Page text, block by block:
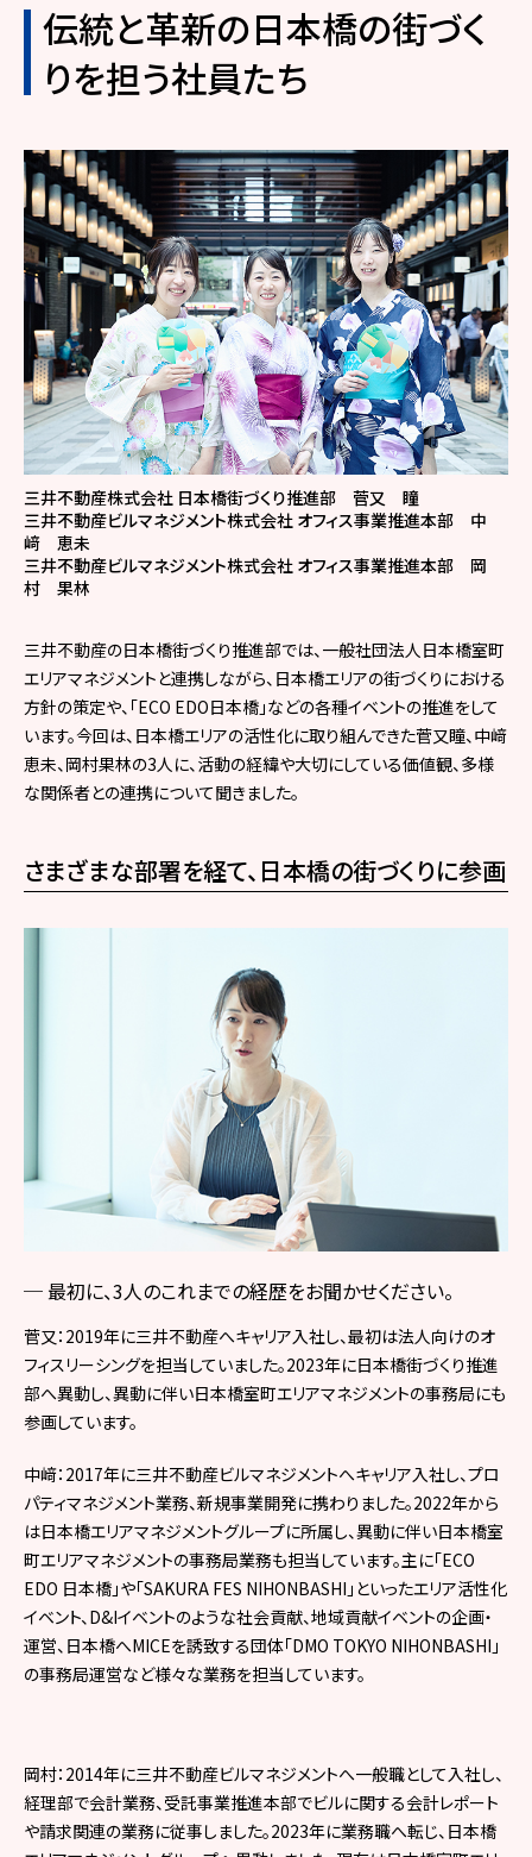
伝統と革新の日本橋の街づく
りを担う社員たち
三井不動産株式会社 日本橋街づくり推進部 菅又 瞳
三井不動産ビルマネジメント株式会社 オフィス事業推進本部 中
﨑 恵未
三井不動産ビルマネジメント株式会社 オフィス事業推進本部 岡
村 果林
三井不動産の日本橋街づくり推進部では、一般社団法人日本橋室町
エリアマネジメントと連携しながら、日本橋エリアの街づくりにおける
方針の策定や、「ECO EDO日本橋」などの各種イベントの推進をして
います。今回は、日本橋エリアの活性化に取り組んできた菅又瞳、中﨑
恵未、岡村果林の3人に、活動の経緯や大切にしている価値観、多様
な関係者との連携について聞きました。
さまざまな部署を経て、日本橋の街づくりに参画
最初に、3人のこれまでの経歴をお聞かせください。
菅又：2019年に三井不動産へキャリア入社し、最初は法人向けのオ
フィスリーシングを担当していました。2023年に日本橋街づくり推進
部へ異動し、異動に伴い日本橋室町エリアマネジメントの事務局にも
参画しています。
中﨑：2017年に三井不動産ビルマネジメントへキャリア入社し、プロ
パティマネジメント業務、新規事業開発に携わりました。2022年から
は日本橋エリアマネジメントグループに所属し、異動に伴い日本橋室
町エリアマネジメントの事務局業務も担当しています。主に「ECO
EDO 日本橋」や「SAKURA FES NIHONBASHI」といったエリア活性化
イベント、D&Iイベントのような社会貢献、地域貢献イベントの企画・
運営、日本橋へMICEを誘致する団体「DMO TOKYO NIHONBASHI」
の事務局運営など様々な業務を担当しています。
岡村：2014年に三井不動産ビルマネジメントへ一般職として入社し、
経理部で会計業務、受託事業推進本部でビルに関する会計レポート
や請求関連の業務に従事しました。2023年に業務職へ転じ、日本橋